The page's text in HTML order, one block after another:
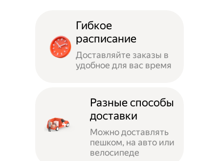
Гибкое
расписание
Доставляйте заказы в
удобное для вас время
Разные способы
доставки
Можно доставлять
пешком, на авто или
велосипеде